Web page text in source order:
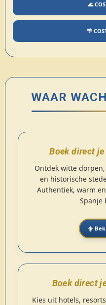
🌊
🌴
WAAR
Boek direct
Ontdek witte
en historische
Authentiek, warm
Spanje
☀️
Boek direct
Kies uit hotels,